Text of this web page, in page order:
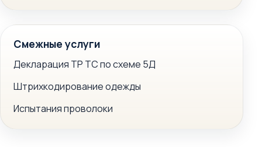
Смежные услуги
Декларация ТР ТС по схеме 5Д
Штрихкодирование одежды
Испытания проволоки